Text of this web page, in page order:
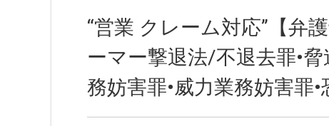
“営業 クレーム対応”【弁
ーマー撃退法/不退去罪•
務妨害罪•威力業務妨害罪•